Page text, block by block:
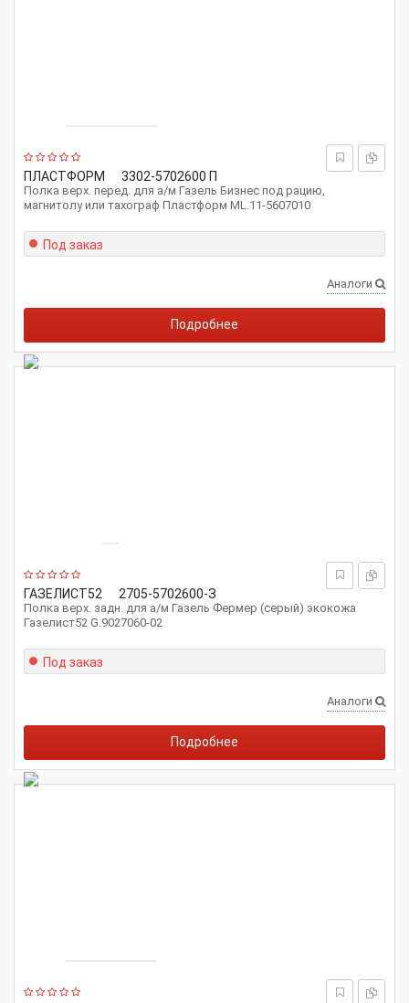
ПЛАСТФОРМ 3302-5702600 П
Полка верх. перед. для а/м Газель Бизнес под рацию,
магнитолу или тахограф Пластформ ML.11-5607010
Под заказ
Аналоги
Подробнее
ГАЗЕЛИСТ52 2705-5702600-З
Полка верх. задн. для а/м Газель Фермер (серый) экокожа
Газелист52 G.9027060-02
Под заказ
Аналоги
Подробнее